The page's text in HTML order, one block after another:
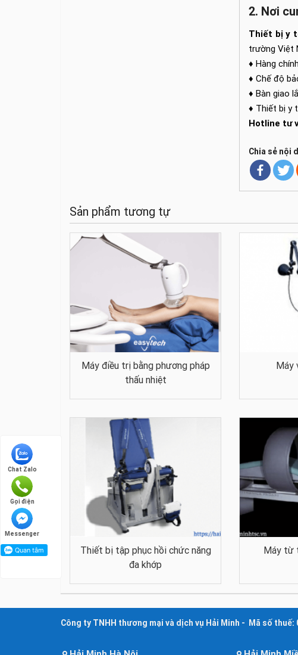
2. Nơi
Thiết bị y
trường Việt
♦ Hàng
♦ Chế độ
♦ Bàn giao
♦ Thiết bị y
Hotline tư
Chia sẻ nội
Sản phẩm tương tự
Máy điều trị bằng phương pháp
thấu nhiệt
Máy
Thiết bị tập phục hồi chức năng
đa khớp
Máy từ
Công ty TNHH thương mại và dịch vụ Hải Minh - Mã số thuế:
Chat Zalo
Gọi điện
Messenger